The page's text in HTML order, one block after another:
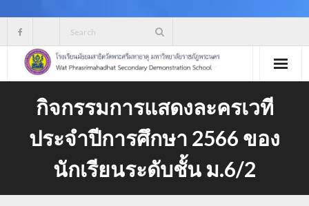
content
กิจกรรมการแสดงละครเวที
ประจำปีการศึกษา 2566 ของ
นักเรียนระดับชั้น ม.6/2